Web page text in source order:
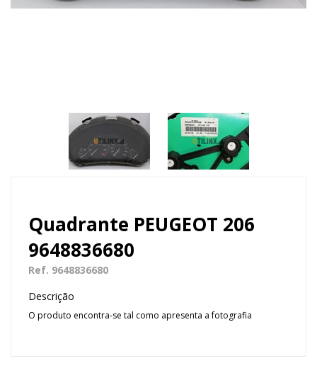
Quadrante PEUGEOT 206
9648836680
Ref. 9648836680
Descrição
O produto encontra-se tal como apresenta a fotografia